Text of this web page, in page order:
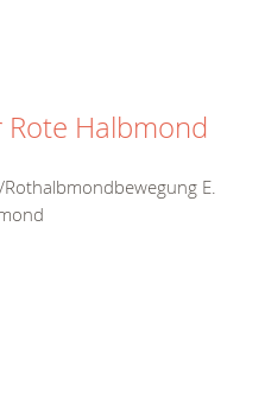
Rote Halbmond
E.